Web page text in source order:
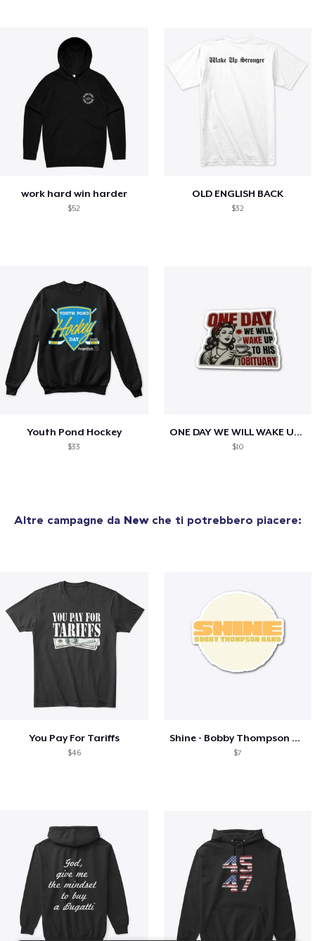
work hard win harder
$52
OLD ENGLISH BACK
$32
Youth Pond Hockey
$33
ONE DAY WE WILL WAKE UP TO HIS OBITUARY
$10
Altre campagne da Newche ti potrebbero piacere:
You Pay For Tariffs
$46
Shine - Bobby Thompson Band Merch
$7